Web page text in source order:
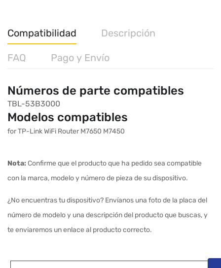
Compatibilidad Descripción
FAQ Pago y Envío
Números de parte compatibles
TBL-53B3000
Modelos compatibles
for TP-Link WiFi Router M7650 M7450
Nota:Confirme que el producto que ha pedido sea compatible
con la marca, modelo y número de pieza de su dispositivo.
¿No encuentras tu dispositivo? Envíanos una foto de la placa del
número de modelo y una descripción del producto que buscas, y
te enviaremos un enlace al producto correcto.